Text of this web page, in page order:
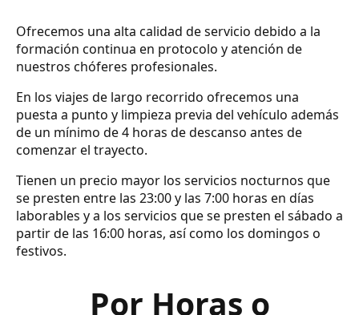
Ofrecemos una alta calidad de servicio debido a la
formación continua en protocolo y atención de
nuestros chóferes profesionales.
En los viajes de largo recorrido ofrecemos una
puesta a punto y limpieza previa del vehículo además
de un mínimo de 4 horas de descanso antes de
comenzar el trayecto.
Tienen un precio mayor los servicios nocturnos que
se presten entre las 23:00 y las 7:00 horas en días
laborables y a los servicios que se presten el sábado a
partir de las 16:00 horas, así como los domingos o
festivos.
Por Horas o